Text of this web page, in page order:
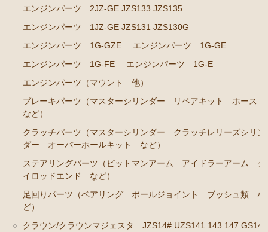
エンジンパーツ（マウント 他）
ブレーキパーツ（マスターシリンダー リペアキッ
ト ホース など）
クラッチパーツ（マスターシリンダー クラッチレリ
ーズシリンダー オーバーホールキット など）
ステアリングパーツ（ピットマンアーム アイドラー
アーム タイロッドエンド など）
足回りパーツ（ベアリング ボールジョイント ブッ
シュ類 など）
クラウン/クラウンマジェスタ JZS14# UZS141 143 147
GS141
エンジンパーツ 2JZ-GE JZS143 JZS145 JZS147 JZ
エンジンパーツ 2JZ-GE JZS133 JZS135
エンジンパーツ 1JZ-GE JZS131 JZS130G
エンジンパーツ 1G-GZE
エンジンパーツ 1G-GE
エンジンパーツ 1G-FE
エンジンパーツ 1G-E
エンジンパーツ（マウント 他）
ブレーキパーツ（マスターシリンダー リペアキット ホース
など）
クラッチパーツ（マスターシリンダー クラッチレリーズシリン
ダー オーバーホールキット など）
ステアリングパーツ（ピットマンアーム アイドラーアーム タ
イロッドエンド など）
足回りパーツ（ベアリング ボールジョイント ブッシュ類 な
ど）
クラウン/クラウンマジェスタ JZS14# UZS141 143 147 GS141